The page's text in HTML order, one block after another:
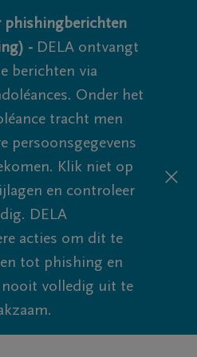
phishingberichten
- DELA ontvangt
berichten via
Onder het
tracht men
persoonsgegevens
Klik niet op
en controleer
DELA
acties om dit te
tot phishing en
nooit volledig uit te